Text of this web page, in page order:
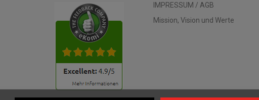
IMPRESSUM / AGB
Mission, Vision und Werte